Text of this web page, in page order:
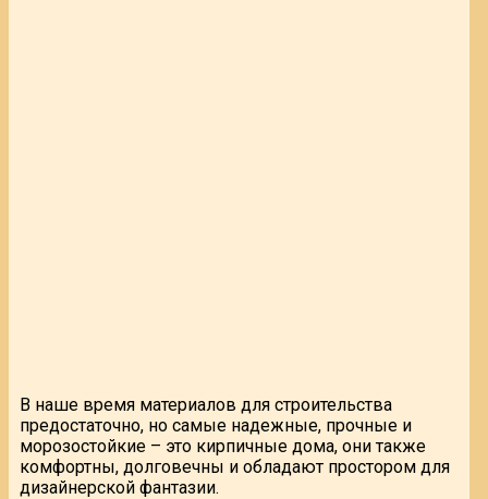
В наше время материалов для строительства
предостаточно, но самые надежные, прочные и
морозостойкие – это кирпичные дома, они также
комфортны, долговечны и обладают простором для
дизайнерской фантазии.